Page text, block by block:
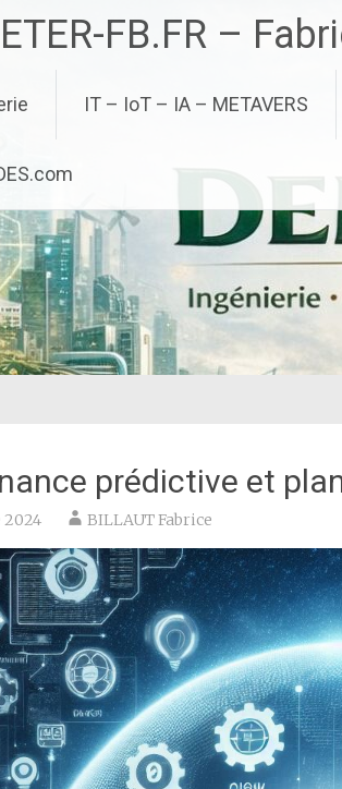
FB.FR –
IT – IoT – IA – METAVERS
prédictive et
2024 BILLAUT Fabrice